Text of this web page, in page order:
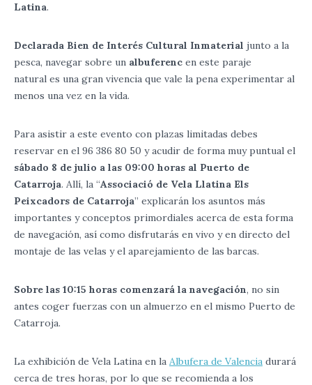
Latina.
Declarada Bien de Interés Cultural Inmaterial junto a la
pesca, navegar sobre un albuferenc en este paraje
natural es una gran vivencia que vale la pena experimentar al
menos una vez en la vida.
Para asistir a este evento con plazas limitadas debes
reservar en el 96 386 80 50 y acudir de forma muy puntual el
sábado 8 de julio a las 09:00 horas al Puerto de
Catarroja. Allí, la “Associació de Vela Llatina Els
Peixcadors de Catarroja” explicarán los asuntos más
importantes y conceptos primordiales acerca de esta forma
de navegación, así como disfrutarás en vivo y en directo del
montaje de las velas y el aparejamiento de las barcas.
Sobre las 10:15 horas comenzará la navegación, no sin
antes coger fuerzas con un almuerzo en el mismo Puerto de
Catarroja.
La exhibición de Vela Latina en la Albufera de Valencia durará
cerca de tres horas, por lo que se recomienda a los